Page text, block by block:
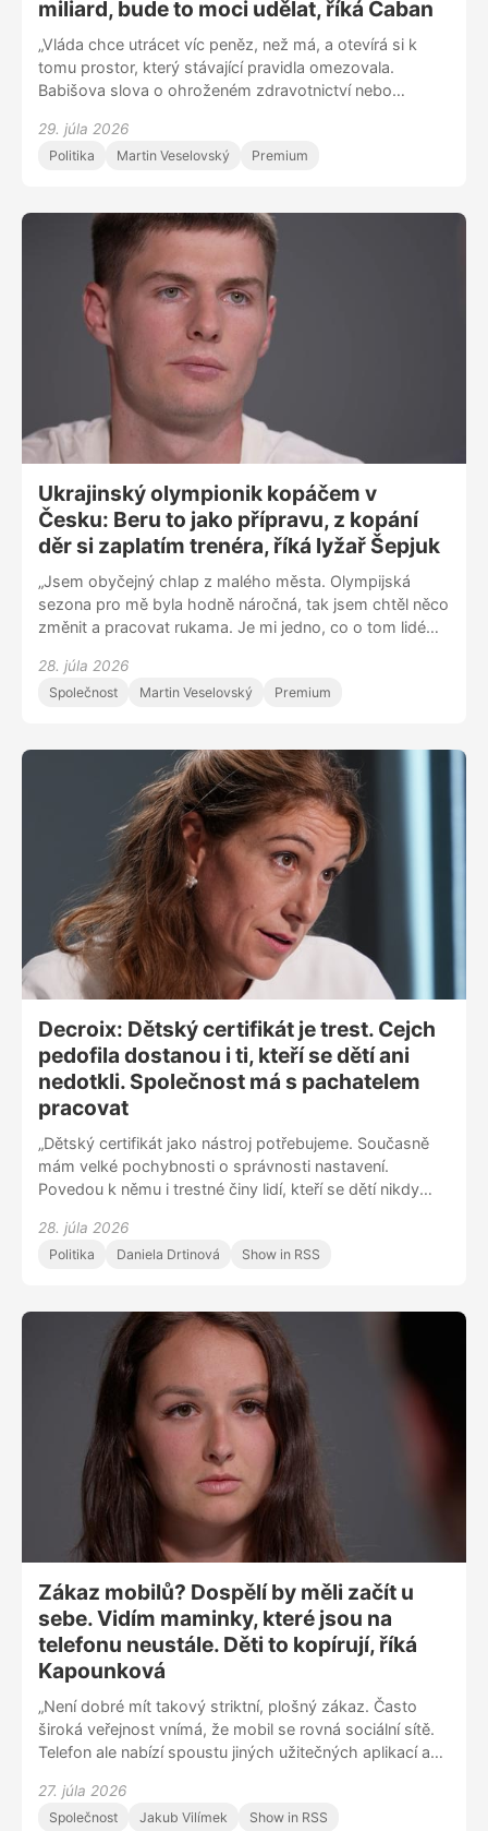
miliard, bude to moci udělat, říká Čaban
„Vláda chce utrácet víc peněz, než má, a otevírá si k
tomu prostor, který stávající pravidla omezovala.
Babišova slova o ohroženém zdravotnictví nebo
veto stejně pohodlně přehlasuje,” říká v nové epizodě
Stojedničky komentátor serveru Seznam Zprávy Martin
ministryně financí vybrala do čela Letiště Praha
manažera s pověstí hrobaře ČSA? A čím z vládního
týmu vyčnívá ministr školství Robert Plaga?
29. júla 2026
Politika Martin Veselovský Premium
Ukrajinský olympionik kopáčem v
Česku: Beru to jako přípravu, z kopání
děr si zaplatím trenéra, říká lyžař Šepjuk
„Jsem obyčejný chlap z malého města. Olympijská
sezona pro mě byla hodně náročná, tak jsem chtěl něco
změnit a pracovat rukama. Je mi jedno, co o tom lidé
nejlepší,” říká ukrajinský reprezentant v alpském lyžování
Dmytro Šepjuk. V Česku si přivydělává na stavbách.
chtěl pomoci i své zemi, nejen sportu. Snažím se
Ukrajinu podpořit jinak než na frontě.”
28. júla 2026
Společnost Martin Veselovský Premium
Decroix: Dětský certifikát je trest. Cejch
pedofila dostanou i ti, kteří se dětí ani
nedotkli. Společnost má s pachatelem
pracovat
„Dětský certifikát jako nástroj potřebujeme. Současně
mám velké pochybnosti o správnosti nastavení.
Povedou k němu i trestné činy lidí, kteří se dětí nikdy
někomu trest sto let – a dětský certifikát je trest – a
zároveň nedáme žádnou možnost nápravy, tak se
certifikát diskvalifikační i pro řízení trolejbusu,“ říká
bývalá ministryně spravedlnosti Eva Decroix (ODS).
„Velmi mě mrzí, že se diskuse vždycky stočí k tomu,
kdo hájí práva pedofilů a kdo hájí práva dětí.
Dlouhodobá systémová justice je i o tom, že pracujete
na resocializaci. Práce s pachatelem neznamená
zastávat se pachatele, znamená možnost snižovat jeho
nebezpečnost,“ dodává.
28. júla 2026
Politika Daniela Drtinová Show in RSS
Zákaz mobilů? Dospělí by měli začít u
sebe. Vidím maminky, které jsou na
telefonu neustále. Děti to kopírují, říká
Kapounková
„Není dobré mít takový striktní, plošný zákaz. Často
široká veřejnost vnímá, že mobil se rovná sociální sítě.
Telefon ale nabízí spoustu jiných užitečných aplikací a
přestávce, a pak řešit příčinu. Většinou bylo potřeba
nějaké aktivity, která tam chyběla, a která je často i o
27. júla 2026
Společnost Jakub Vilímek Show in RSS